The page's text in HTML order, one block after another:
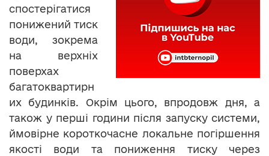
спостерігатися
понижений тиск
води, зокрема
на верхніх
поверхах
багатоквартирн
их будинків. Окрім цього, впродовж дня, а
також у перші години після запуску системи,
ймовірне короткочасне локальне погіршення
якості води та пониження тиску через